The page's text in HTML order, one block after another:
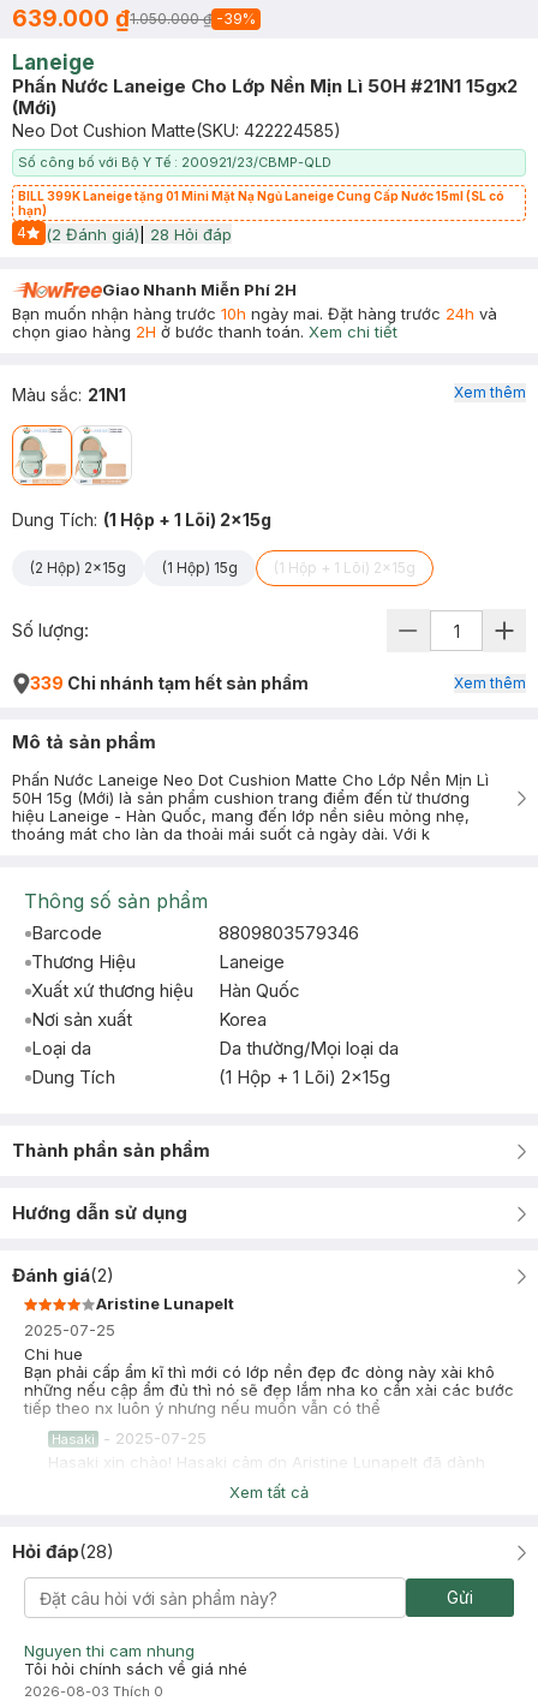
639.000 ₫1.050.000 ₫ -39%
Laneige
Phấn Nước Laneige Cho Lớp Nền Mịn Lì 50H #21N1 15gx2
(Mới)
Neo Dot Cushion Matte(SKU: 422224585)
Số công bố với Bộ Y Tế : 200921/23/CBMP-QLD
BILL 399K Laneige tặng 01 Mini Mặt Nạ Ngủ Laneige Cung Cấp Nước 15ml (SL có
hạn)
4
Start Icon
(2 Đánh giá) 28 Hỏi đáp
Giao Nhanh Miễn Phí 2H
Bạn muốn nhận hàng trước 10h ngày mai. Đặt hàng trước 24h và
chọn giao hàng 2H ở bước thanh toán. Xem chi tiết
Màu sắc: 21N1
Dung Tích: (1 Hộp + 1 Lõi) 2x15g
(2 Hộp) 2x15g (1 Hộp) 15g (1 Hộp + 1 Lõi) 2x15g
Xem thêm
Số lượng:
339 Chi nhánh tạm hết sản phẩm Xem thêm
Mô tả sản phẩm
Phấn Nước Laneige Neo Dot Cushion Matte Cho Lớp Nền Mịn Lì
50H 15g (Mới) là sản phẩm cushion trang điểm đến từ thương
hiệu Laneige - Hàn Quốc, mang đến lớp nền siêu mỏng nhẹ,
thoáng mát cho làn da thoải mái suốt cả ngày dài. Với k
Thông số sản phẩm
Barcode
8809803579346
Thương Hiệu
Laneige
Xuất xứ thương hiệu
Hàn Quốc
Nơi sản xuất
Korea
Loại da
Da thường/Mọi loại da
Dung Tích
(1 Hộp + 1 Lõi) 2x15g
Thành phần sản phẩm
Hướng dẫn sử dụng
Đánh giá(2)
Aristine Lunapelt
2025-07-25
Chi hue
Bạn phải cấp ẩm kĩ thì mới có lớp nền đẹp đc dòng này xài khô
những nếu cập ẩm đủ thì nó sẽ đẹp lắm nha ko cần xài các bước
tiếp theo nx luôn ý nhưng nếu muốn vẫn có thể
Hasaki - 2025-07-25
Hasaki xin chào! Hasaki cảm ơn Aristine Lunapelt đã dành
thời gian đánh giá. Sự hài lòng của khách hàng là động lực to
lớn để Hasaki ngày càng phát triển hơn nữa về chất lượng
CHI HUE
2024-09-11
mới từ sul qua dòng này cái bị khớp. mốc nền lắm. ko hợp huhu
Xem tất cả
Hỏi đáp(28)
Gửi
Nguyen thi cam nhung
Tôi hỏi chính sách về giá nhé
2026-08-03 Thích 0